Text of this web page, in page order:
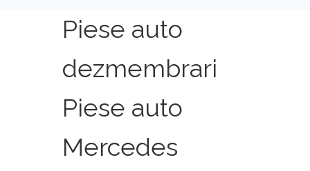
Piese auto
dezmembrari
Piese auto
Mercedes